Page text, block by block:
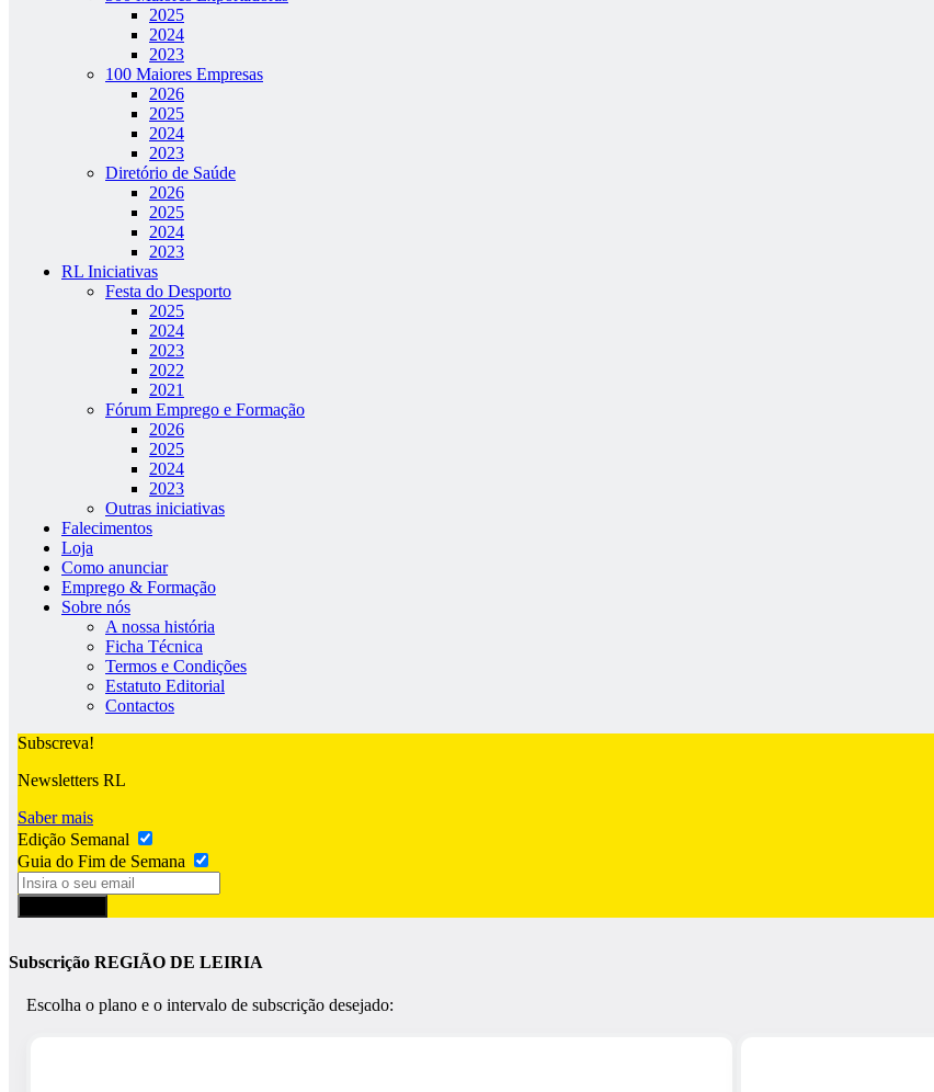
2025
2024
2023
100 Maiores Empresas
2026
2025
2024
2023
Diretório de Saúde
2026
2025
2024
2023
RL Iniciativas
Festa do Desporto
2025
2024
2023
2022
2021
Fórum Emprego e Formação
2026
2025
2024
2023
Outras iniciativas
Falecimentos
Loja
Como anunciar
Emprego & Formação
Sobre nós
A nossa história
Ficha Técnica
Termos e Condições
Estatuto Editorial
Contactos
Subscreva!
Newsletters RL
Saber mais
Edição Semanal
Guia do Fim de Semana
Subscrição REGIÃO DE LEIRIA
Escolha o plano e o intervalo de subscrição desejado: